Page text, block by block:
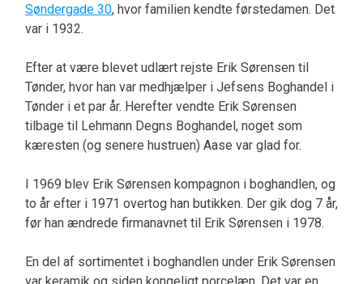
Søndergade 30, hvor familien kendte førstedamen. Det
var i 1932.
Efter at være blevet udlært rejste Erik Sørensen til
Tønder, hvor han var medhjælper i Jefsens Boghandel i
Tønder i et par år. Herefter vendte Erik Sørensen
tilbage til Lehmann Degns Boghandel, noget som
kæresten (og senere hustruen) Aase var glad for.
I 1969 blev Erik Sørensen kompagnon i boghandlen, og
to år efter i 1971 overtog han butikken. Der gik dog 7 år,
før han ændrede firmanavnet til Erik Sørensen i 1978.
En del af sortimentet i boghandlen under Erik Sørensen
var keramik og siden kongeligt porcelæn. Det var en